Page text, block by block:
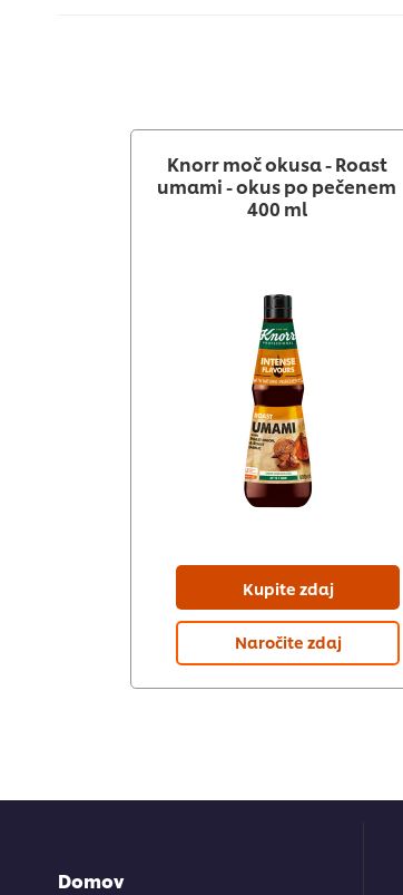
Knorr moč okusa - Roast
umami - okus po pečenem
400 ml
Kupite zdaj
Naročite zdaj
Domov